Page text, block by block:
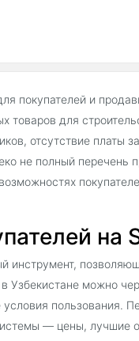
покупателей и
товаров для
отсутствие платы
не полный перечень
на
инструмент,
Узбекистане можно
пользования.
— цены, лучшие